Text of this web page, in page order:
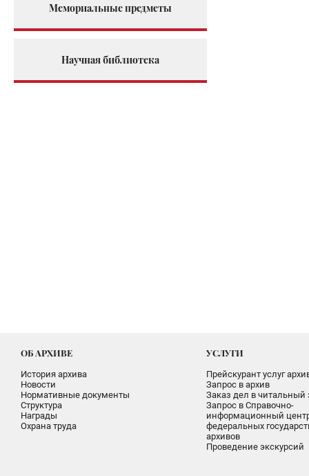
Мемориальные предметы
Научная библиотека
ОБ АРХИВЕ
История архива
Новости
Нормативные документы
Структура
Награды
Охрана труда
УСЛУГИ
Прейскурант услуг
Запрос в архив
Заказ дел в читальный
Запрос в Справочно-
информационный
федеральных
архивов
Проведение экскурсий